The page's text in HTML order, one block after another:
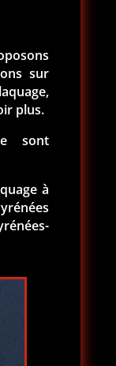
sur
plus.
sont
à